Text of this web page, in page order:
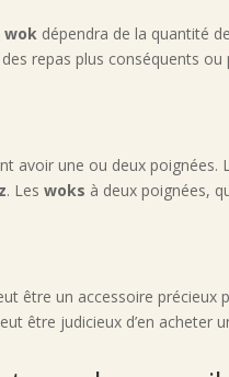
wok dépendra de la quantité
repas plus conséquents
avoir une ou deux poignées.
. Leswoks à deux poignées,
être un accessoire précieux
être judicieux d’en acheter